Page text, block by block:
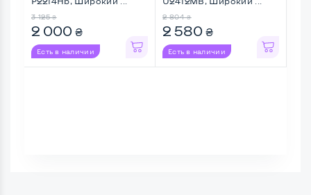
3 125 ₴
2 000 ₴
Есть в наличии
2 804 ₴
2 580 ₴
Есть в наличии